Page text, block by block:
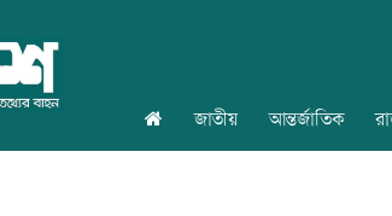
জাতীয় আন্তর্জাতিক